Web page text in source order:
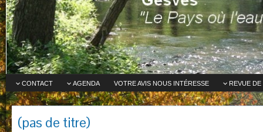
CONTACT AGENDA VOTRE AVIS NOUS INTÉRESSE REVUE DE
(pas de titre)